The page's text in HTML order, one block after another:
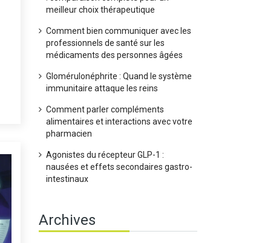
meilleur choix thérapeutique
Comment bien communiquer avec les
professionnels de santé sur les
médicaments des personnes âgées
Glomérulonéphrite : Quand le système
immunitaire attaque les reins
Comment parler compléments
alimentaires et interactions avec votre
pharmacien
Agonistes du récepteur GLP-1 :
nausées et effets secondaires gastro-
intestinaux
Archives